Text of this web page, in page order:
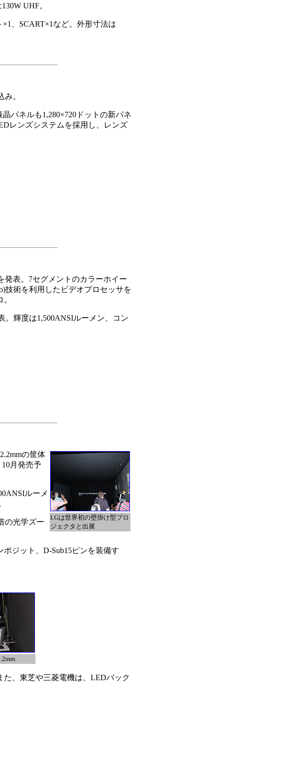
UHF。
、SCART×1など。外形寸法は
。
パネルも1,280×720ドットの新パネ
レンズシステムを採用し、レンズ
発表。7セグメントのカラーホイー
技術を利用したビデオプロセッサを
輝度は1,500ANSIルーメン、コン
LGは世界初の壁掛け型プロ
ジェクタと出展
の筐体
月発売予
ルーメ
の光学ズー
ジット、D-Sub15ピンを装備す
、東芝や三菱電機は、LEDバック